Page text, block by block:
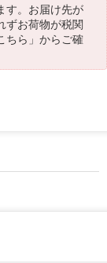
す。お届け先が
ずお荷物が税関
ちら 」からご確